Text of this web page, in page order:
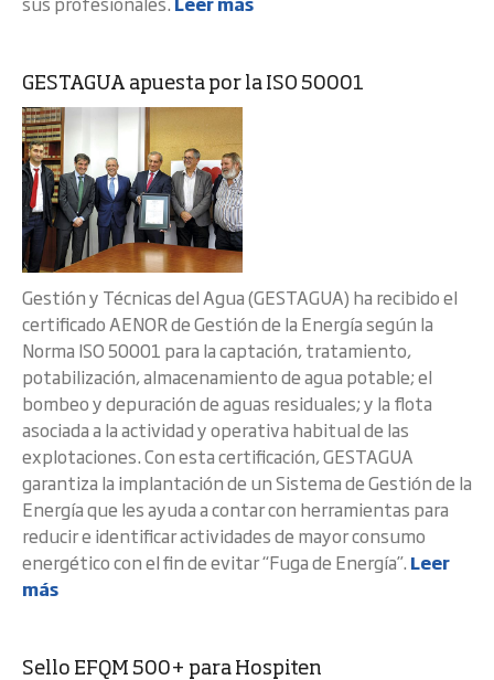
GESTAGUA apuesta por la ISO 50001
Gestión y Técnicas del Agua (GESTAGUA) ha recibido el
certificado AENOR de Gestión de la Energía según la
Norma ISO 50001 para la captación, tratamiento,
potabilización, almacenamiento de agua potable; el
bombeo y depuración de aguas residuales; y la flota
asociada a la actividad y operativa habitual de las
explotaciones. Con esta certificación, GESTAGUA
garantiza la implantación de un Sistema de Gestión de la
Energía que les ayuda a contar con herramientas para
reducir e identificar actividades de mayor consumo
energético con el fin de evitar “Fuga de Energía”. Leer
más
Sello EFQM 500+ para Hospiten